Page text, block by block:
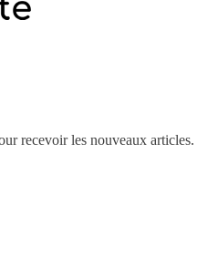
recevoir les nouveaux articles.